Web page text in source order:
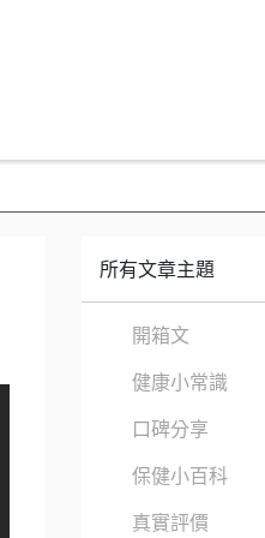
所有文章主題
開箱文
健康小常識
口碑分享
保健小百科
真實評價